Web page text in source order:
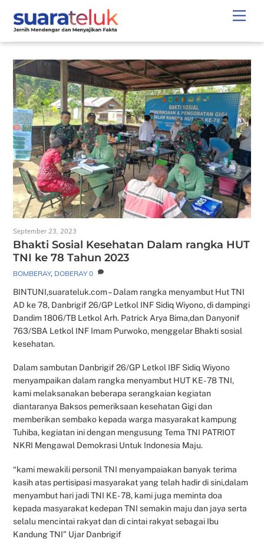
content
September 23, 2023
Bhakti Sosial Kesehatan Dalam rangka HUT
TNI ke 78 Tahun 2023
BOMBERAY, DOBERAY 0
BINTUNI,suarateluk.com – Dalam rangka menyambut Hut TNI
AD ke 78, Danbrigif 26/GP Letkol INF Sidiq Wiyono, di dampingi
Dandim 1806/TB Letkol Arh. Patrick Arya Bima,dan Danyonif
763/SBA Letkol INF Imam Purwoko, menggelar Bhakti sosial
kesehatan.
Dalam sambutan Danbrigif 26/GP Letkol IBF Sidiq Wiyono
menyampaikan dalam rangka menyambut HUT KE- 78 TNI,
kami melaksanakan beberapa serangkaian kegiatan
diantaranya Baksos pemeriksaan kesehatan Gigi dan
memberikan sembako kepada warga masyarakat kampung
Tuhiba, kegiatan ini dengan mengusung Tema TNI PATRIOT
NKRI Mengawal Demokrasi Untuk Indonesia Maju.
“kami mewakili personil TNI menyampaiakan banyak terima
kasih atas pertisipasi masyarakat yang telah hadir di sini,dalam
menyambut hari jadi TNI KE- 78, kami juga meminta doa
kepada masyarakat kedepan TNI semakin maju dan jaya serta
selalu mencintai rakyat dan di cintai rakyat sebagai Ibu
Kandung TNI” Ujar Danbrigif